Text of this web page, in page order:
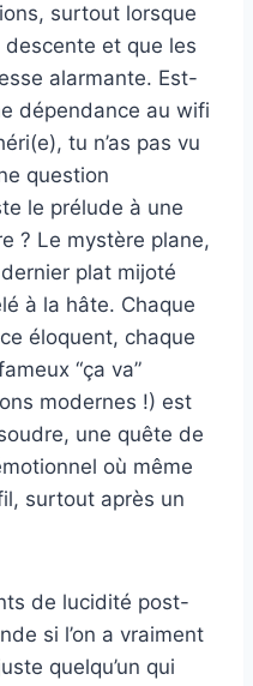
surtout lorsque
et que les
alarmante. Est-
dépendance au wifi
tu n’as pas vu
question
le prélude à une
? Le mystère plane,
plat mijoté
à la hâte. Chaque
éloquent, chaque
“ça va”
modernes !) est
une quête de
où même
surtout après un
de lucidité post-
si l’on a vraiment
quelqu’un qui